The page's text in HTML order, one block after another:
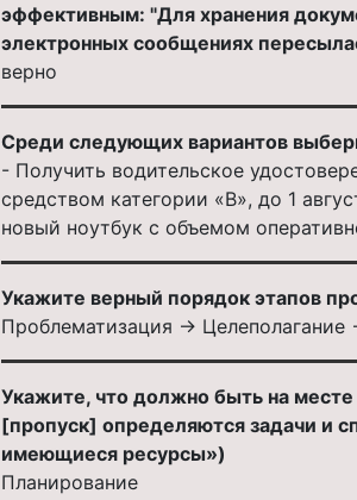
эффективным: "Для хранения
электронных сообщениях
верно
Среди следующих вариантов
- Получить водительское
средством категории «В», до 1
новый ноутбук с объемом
Укажите верный порядок этапов
Проблематизация ->
Укажите, что должно быть на
[пропуск] определяются задачи и
имеющиеся ресурсы»)
Планирование